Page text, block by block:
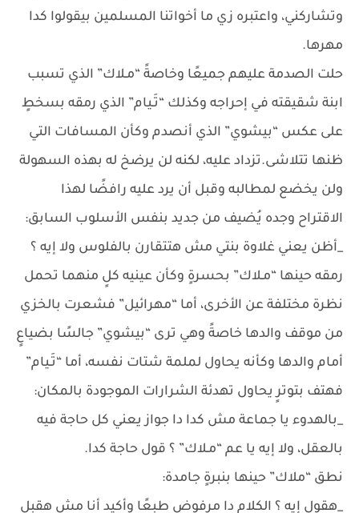
وتشاركني، واعتبره زي ما أخواتنا المسلمين بيقولوا كدا
مهرها.
حلت الصدمة عليهم جميعًا وخاصةً “مـلاك” الذي تسبب
ابنة شقيقته في إحراجه وكذلك “تَـيام” الذي رمقه بسخطٍ
على عكس “بيشوي” الذي أنصدم وكأن المسافات التي
ظنها تتلاشى.تزداد عليه، لكنه لن يرضخ له بهذه السهولة
ولن يخضع لمطالبه وقبل أن يرد عليه رافضًا لهذا
الاقتراح وجده يُضيف من جديد بنفس الأسلوب السابق:
_أظن يعني غلاوة بنتي مش هتتقارن بالفلوس ولا إيه ؟
رمقه حينها “مـلاك” بحسرةٍ وكأن عينيه كلٍ منهما تحمل
نظرة مختلفة عن الأخرى، أما “مهرائيل” فشعرت بالخزي
من موقف والدها خاصةً وهي ترى “بيشوي” جالسًا بضياعٍ
أمام والدها وكأنه يحاول لملمة شتات نفسه، أما “تَـيام”
فهتف بتوترٍ يحاول تهدئة الشرارات الموجودة بالمكان:
_بالهدوء يا جماعة مش كدا دا جواز يعني كل حاجة فيه
بالعقل، ولا إيه يا عم “مـلاك” ؟ قول حاجة كدا.
نطق “ملاك” حينها بنبرةٍ جامدة:
_هقول إيه ؟ الكلام دا مرفوض طبعًا وأكيد أنا مش هقبل